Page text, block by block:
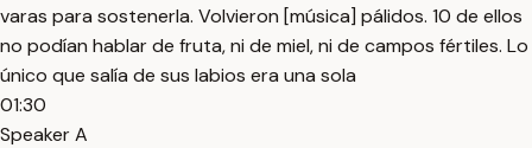
varas para sostenerla. Volvieron [música] pálidos. 10 de ellos
no podían hablar de fruta, ni de miel, ni de campos fértiles. Lo
único que salía de sus labios era una sola
01:30
Speaker A